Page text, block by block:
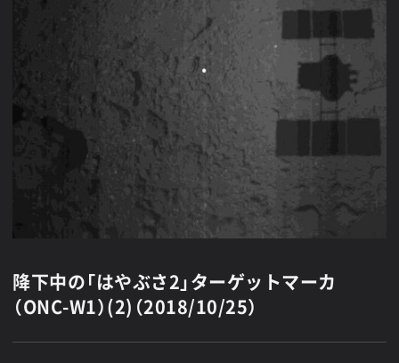
降下中の「はやぶさ2」ターゲットマーカ
（ONC-W1）(2)（2018/10/25）